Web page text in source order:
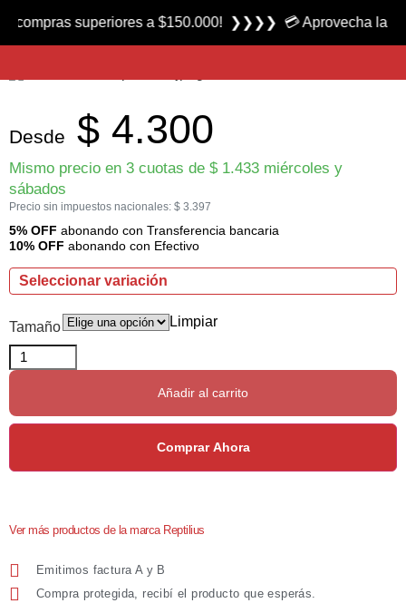
Producto nuevo
Bead Heads marca Reptilius
Desde $ 4.300
Mismo precio en 3 cuotas de $1.433 miércoles y
sábados
Precio sin impuestos nacionales: $ 3.397
5% OFF abonando con Transferencia bancaria
10% OFF abonando con Efectivo
Seleccionar variación
Tamaño Limpiar
Añadir al carrito
Comprar Ahora
Ver más productos de la marca Reptilius
Emitimos factura A y B
Compra protegida, recibí el producto que esperás.
superiores a $150.000! ❯❯❯❯ 💳 Aprovecha las 3